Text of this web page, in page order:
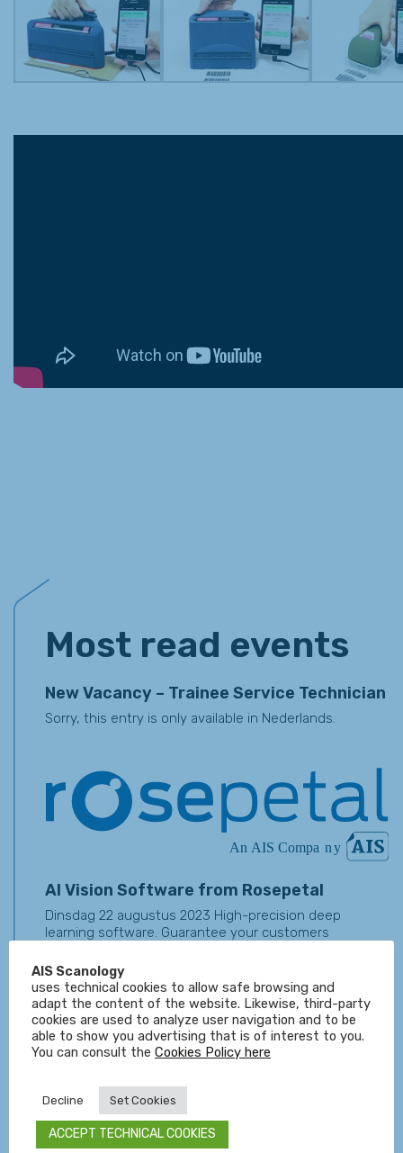
Events
Most read events
New Vacancy – Trainee Service Technician
Sorry, this entry is only available in Nederlands.
AI Vision Software from Rosepetal
Dinsdag 22 augustus 2023 High-precision deep
learning software. Guarantee your customers
software...
Belangrijk LVS Verifiër nieuws!
Donderdag 07 september 2017 Microscan maakt zich
4.3.0. om de...
Android App voor Axicon verifiërs
AIS Scanology
uses technical cookies to allow safe browsing and
adapt the content of the website. Likewise, third-party
cookies are used to analyze user navigation and to be
able to show you advertising that is of interest to you.
You can consult the Cookies Policy here
Decline Set Cookies
ACCEPT TECHNICAL COOKIES